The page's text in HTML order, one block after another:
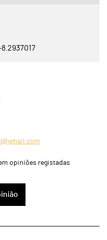
opiniões registadas